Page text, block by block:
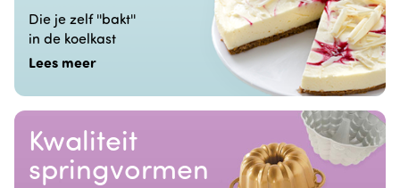
Die je zelf ''bakt''
in de koelkast
Lees meer
Kwaliteit
springvormen